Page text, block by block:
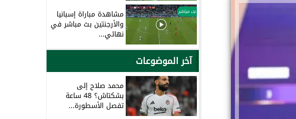
بث مباشر مشاهدة مباراة إسبانيا
والأرجنتين بث مباشر في
نهائي...
آخر الموضوعات
محمد صلاح إلى
بشكتاش؟ 48 ساعة
تفصل الأسطورة...